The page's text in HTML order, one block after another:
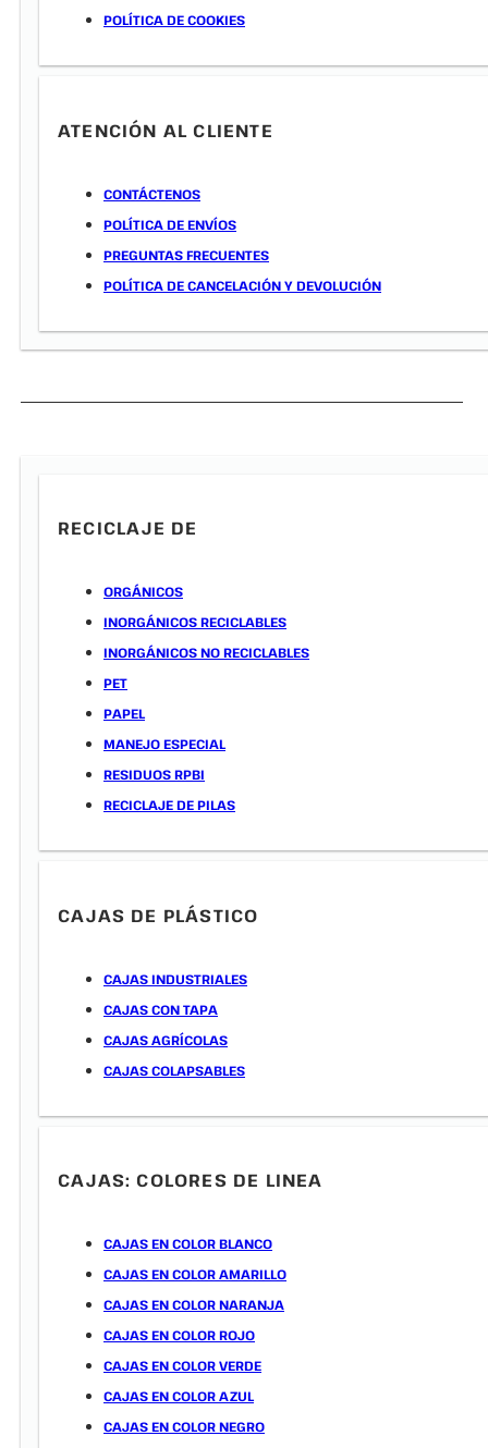
POLÍTICA DE COOKIES
ATENCIÓN AL CLIENTE
CONTÁCTENOS
POLÍTICA DE ENVÍOS
PREGUNTAS FRECUENTES
POLÍTICA DE CANCELACIÓN Y DEVOLUCIÓN
RECICLAJE DE
ORGÁNICOS
INORGÁNICOS RECICLABLES
INORGÁNICOS NO RECICLABLES
PET
PAPEL
MANEJO ESPECIAL
RESIDUOS RPBI
RECICLAJE DE PILAS
CAJAS DE PLÁSTICO
CAJAS INDUSTRIALES
CAJAS CON TAPA
CAJAS AGRÍCOLAS
CAJAS COLAPSABLES
CAJAS: COLORES DE LINEA
CAJAS EN COLOR BLANCO
CAJAS EN COLOR AMARILLO
CAJAS EN COLOR NARANJA
CAJAS EN COLOR ROJO
CAJAS EN COLOR VERDE
CAJAS EN COLOR AZUL
CAJAS EN COLOR NEGRO